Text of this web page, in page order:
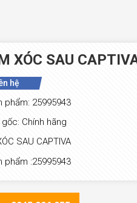
XÓC SAU
hệ
phẩm: 25995943
Chính hãng
SAU CAPTIVA
phẩm :25995943